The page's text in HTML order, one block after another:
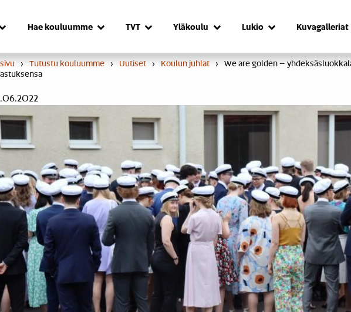
Hae kouluumme TVT Yläkoulu Lukio Kuvagalleriat
› Tutustu kouluumme › Uutiset › Koulun juhlat › We are golden –